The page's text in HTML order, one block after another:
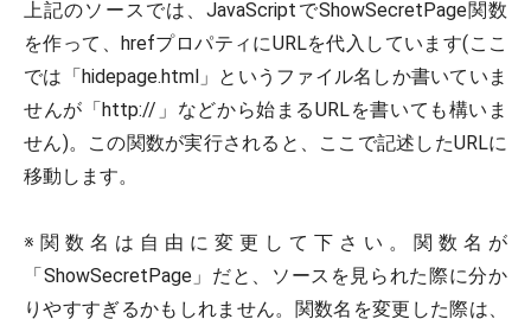
上記のソースでは、JavaScriptでShowSecretPage関数
を作って、hrefプロパティにURLを代入しています(ここ
では「hidepage.html」というファイル名しか書いていま
せんが「http://」などから始まるURLを書いても構いま
せん)。この関数が実行されると、ここで記述したURLに
移動します。
※関数名は自由に変更して下さい。関数名が
「ShowSecretPage」だと、ソースを見られた際に分か
りやすすぎるかもしれません。関数名を変更した際は、